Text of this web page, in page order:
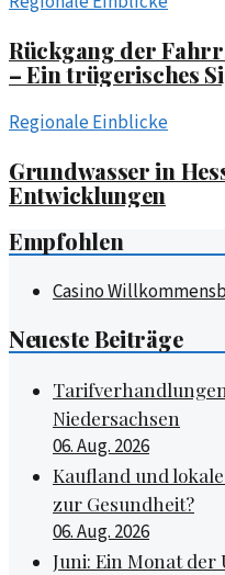
Rückgang der
– Ein trügerisches
Regionale Einblicke
Grundwasser in
Entwicklungen
Empfohlen
Casino
Neueste Beiträge
Niedersachsen
06. Aug. 2026
Kaufland und
zur Gesundheit?
06. Aug. 2026
Juni: Ein Monat der